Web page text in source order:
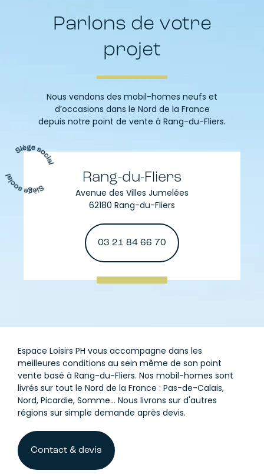
Parlons de votre
projet
Nous vendons des mobil-homes neufs et
d’occasions dans le Nord de la France
depuis notre point de vente à Rang-du-Fliers.
Rang-du-Fliers
Avenue des Villes Jumelées
62180 Rang-du-Fliers
03 21 84 66 70
Espace Loisirs PH vous accompagne dans les
meilleures conditions au sein même de son point
vente basé à Rang-du-Fliers. Nos mobil-homes sont
livrés sur tout le Nord de la France : Pas-de-Calais,
Nord, Picardie, Somme... Nous livrons sur d'autres
régions sur simple demande après devis.
Contact & devis